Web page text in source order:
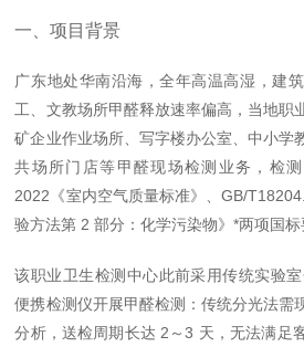
一、项目背景
广东地处华南沿海，全年高温高湿，建
工、文教场所甲醛释放速率偏高，当地职
矿企业作业场所、写字楼办公室、中小学
共场所门店等甲醛现场检测业务，检
2022《室内空气质量标准》、GB/
验方法第 2 部分：化学污染物》*两项国标
该职业卫生检测中心此前采用传统实验
便携检测仪开展甲醛检测：传统分光法需
分析，送检周期长达 2～3 天，无法满足